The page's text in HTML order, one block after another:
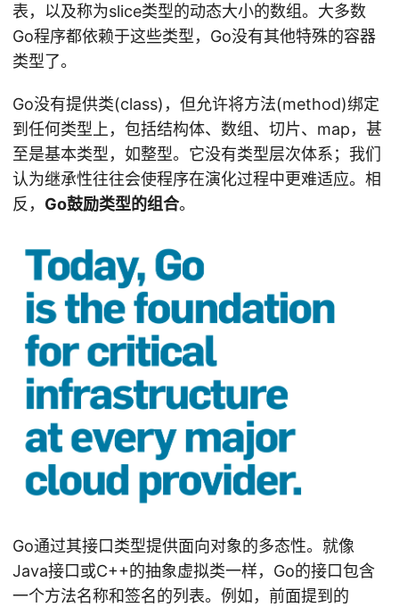
表，以及称为slice类型的动态大小的数组。大多数
Go程序都依赖于这些类型，Go没有其他特殊的容器
类型了。
Go没有提供类(class)，但允许将方法(method)绑定
到任何类型上，包括结构体、数组、切片、map，甚
至是基本类型，如整型。它没有类型层次体系；我们
认为继承性往往会使程序在演化过程中更难适应。相
反， Go鼓励类型的组合。
Go通过其接口类型提供面向对象的多态性。就像
Java接口或C++的抽象虚拟类一样，Go的接口包含
一个方法名称和签名的列表。例如，前面提到的